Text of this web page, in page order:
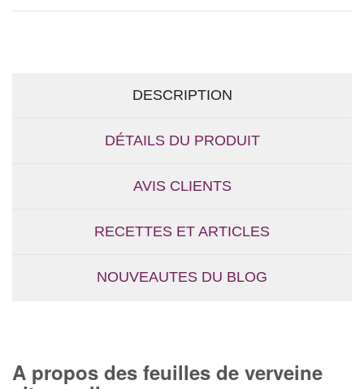
DESCRIPTION
DÉTAILS DU PRODUIT
AVIS CLIENTS
RECETTES ET ARTICLES
NOUVEAUTES DU BLOG
A propos des feuilles de verveine